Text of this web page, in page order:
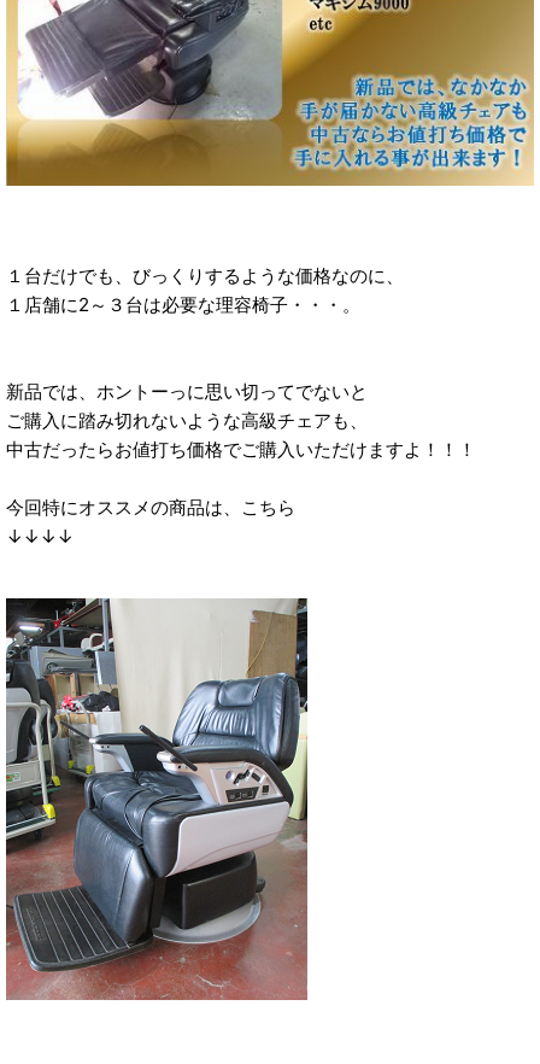
１台だけでも、びっくりするような価格なのに、
１店舗に2～３台は必要な理容椅子・・・。
新品では、ホントーっに思い切ってでないと
ご購入に踏み切れないような高級チェアも、
中古だったらお値打ち価格でご購入いただけますよ！！！
今回特にオススメの商品は、こちら
↓↓↓↓